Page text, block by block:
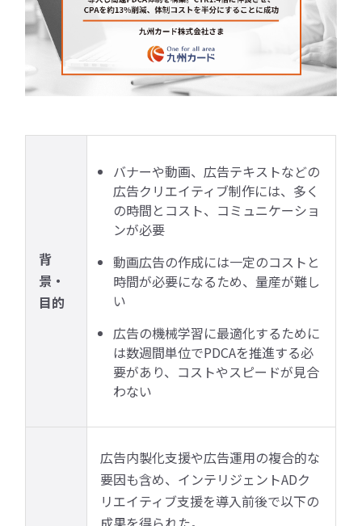
背
景・
目的
バナーや動画、広告テキストなどの
広告クリエイティブ制作には、多く
の時間とコスト、コミュニケーショ
ンが必要
動画広告の作成には一定のコストと
時間が必要になるため、量産が難し
い
広告の機械学習に最適化するために
は数週間単位でPDCAを推進する必
要があり、コストやスピードが見合
わない
広告内製化支援や広告運用の複合的な
要因も含め、インテリジェントADク
リエイティブ支援を導入前後で以下の